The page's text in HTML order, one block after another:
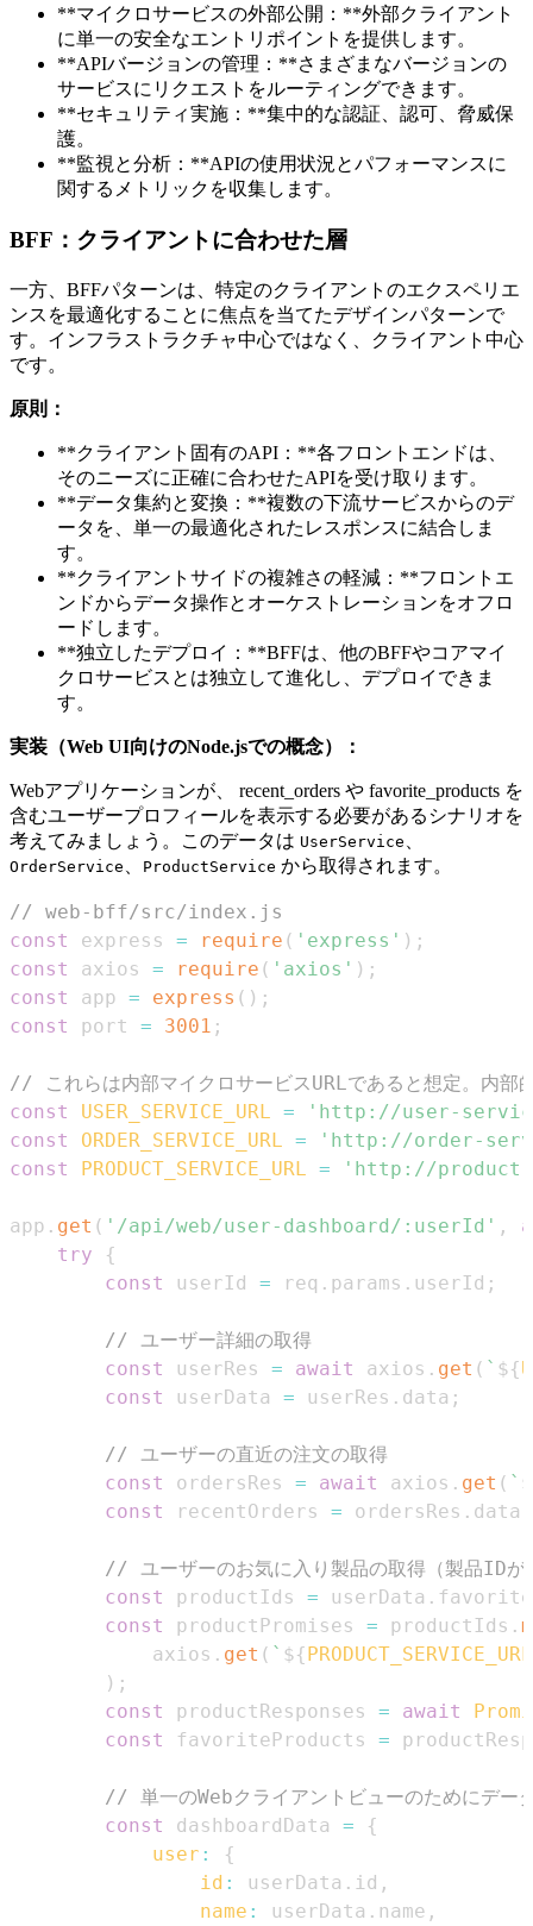
**マイクロサービスの外部公開：**外部クライアント
に単一の安全なエントリポイントを提供します。
**APIバージョンの管理：**さまざまなバージョンの
サービスにリクエストをルーティングできます。
**セキュリティ実施：**集中的な認証、認可、脅威保
護。
**監視と分析：**APIの使用状況とパフォーマンスに
関するメトリックを収集します。
BFF：クライアントに合わせた層
一方、BFFパターンは、特定のクライアントのエクスペリエ
ンスを最適化することに焦点を当てたデザインパターンで
す。インフラストラクチャ中心ではなく、クライアント中心
です。
原則：
**クライアント固有のAPI：**各フロントエンドは、
そのニーズに正確に合わせたAPIを受け取ります。
**データ集約と変換：**複数の下流サービスからのデ
ータを、単一の最適化されたレスポンスに結合しま
す。
**クライアントサイドの複雑さの軽減：**フロントエ
ンドからデータ操作とオーケストレーションをオフロ
ードします。
**独立したデプロイ：**BFFは、他のBFFやコアマイ
クロサービスとは独立して進化し、デプロイできま
す。
実装（Web UI向けのNode.jsでの概念）：
Webアプリケーションが、 recent_orders や favorite_products を
含むユーザープロフィールを表示する必要があるシナリオを
考えてみましょう。このデータは UserService
OrderService ProductService から取得されます。
// web-bff/src/index.js
const
express = require ( 'express' ) ;
const
axios = require ( 'axios' ) ;
const
app = express ( ) ;
const
port = 3001 ;
// これらは内部マイクロサービスURLであると想定。内部
const
USER_SERVICE_URL =
'http://user-
const
ORDER_SERVICE_URL =
'http://order-
const
PRODUCT_SERVICE_URL = 'http://product-
app . get ( '/api/web/user-dashboard/:userId' ,
try
{
const
userId = req . params . userId ;
// ユーザー詳細の取得
const
userRes = await axios . get ( ` ${
const
userData = userRes . data ;
// ユーザーの直近の注文の取得
const
ordersRes = await axios . get ( `
const
recentOrders = ordersRes . data
// ユーザーのお気に入り製品の取得（製品IDが
const
productIds = userData .
const
productPromises = productIds .
            axios
. get ( ` ${PRODUCT_SERVICE_URL
) ;
const
productResponses = await
const
favoriteProducts =
// 単一のWebクライアントビューのためにデー
const
dashboardData =
{
user :
{
id : userData . id ,
name : userData . name ,